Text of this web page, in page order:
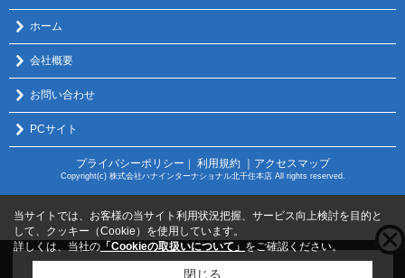
ホーム
会社概要
お問い合わせ
PCサイト
プライバシーポリシー 利用規約 ｜アクセスマップ
Copyright(c) 株式会社ハナインターナショナル北千住本店 All rights reserved.
こちらの物件をご覧の方にお勧めな物件
当サイトでは、お客様の当サイト利用状況把握、サービス向上検討を目的と
して、クッキー（Cookie）を使用しています。
詳しくは、当社の 「Cookieの取扱いについて」 をご確認ください。
閉じる